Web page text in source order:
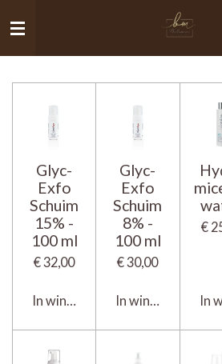
direct
naar
Glyc-
Exfo
Schuim
15% -
100 ml
€ 32,00
In winkelwagen
Glyc-
Exfo
Schuim
8% -
100 ml
€ 30,00
In winkelwagen
€
In